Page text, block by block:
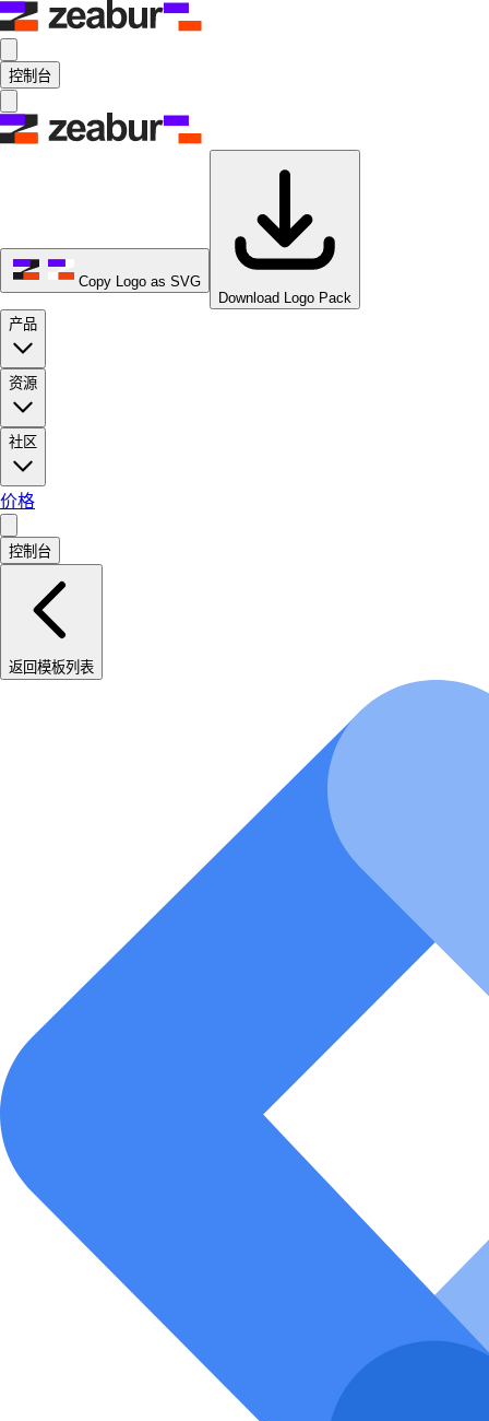
控制台
Copy Logo as SVG
Download Logo Pack
产品
资源
社区
价格
控制台
返回模板列表